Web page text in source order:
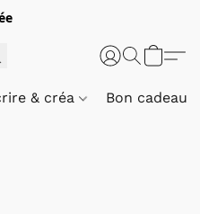
& créa Bon cadeau